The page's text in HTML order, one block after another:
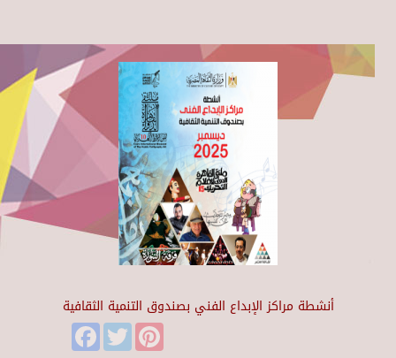
أنشطة مراكز الإبداع الفني بصندوق التنمية الثقافية
FacebookTwitter